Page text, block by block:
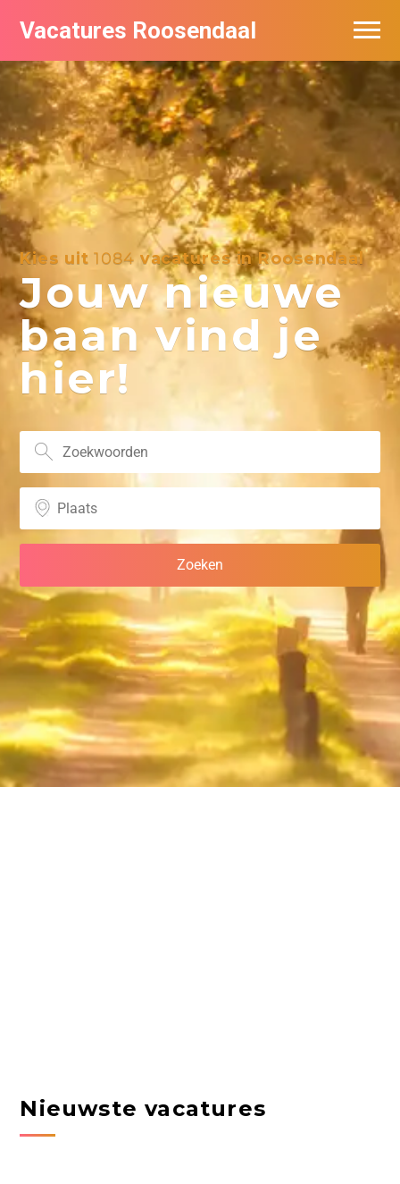
Vacatures Roosendaal
Kies uit1084vacatures in Roosendaal
Jouw nieuwe
baan vind je
hier!
Nieuwste vacatures
Vacatures bij bedrijven
De populairste vacatures in Roosendaal